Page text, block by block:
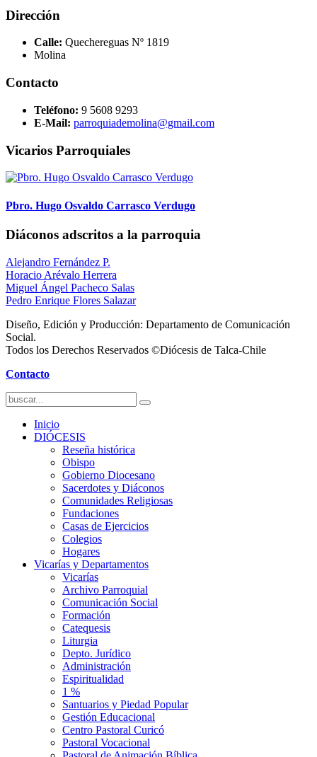
Dirección
Calle: Quechereguas Nº 1819
Molina
Contacto
Teléfono: 9 5608 9293
E-Mail: parroquiademolina@gmail.com
Vicarios Parroquiales
Pbro. Hugo Osvaldo Carrasco Verdugo
Diáconos adscritos a la parroquia
Alejandro Fernández P.
Horacio Arévalo Herrera
Miguel Ángel Pacheco Salas
Pedro Enrique Flores Salazar
Diseño, Edición y Producción: Departamento de Comunicación
Social.
Todos los Derechos Reservados ©Diócesis de Talca-Chile
Contacto
Inicio
DIÓCESIS
Reseña histórica
Obispo
Gobierno Diocesano
Sacerdotes y Diáconos
Comunidades Religiosas
Fundaciones
Casas de Ejercicios
Colegios
Hogares
Vicarías y Departamentos
Vicarías
Archivo Parroquial
Comunicación Social
Formación
Catequesis
Liturgia
Depto. Jurídico
Administración
Espiritualidad
1 %
Santuarios y Piedad Popular
Gestión Educacional
Centro Pastoral Curicó
Pastoral Vocacional